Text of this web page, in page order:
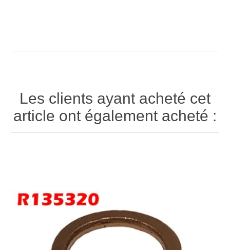
Les clients ayant acheté cet
article ont également acheté :